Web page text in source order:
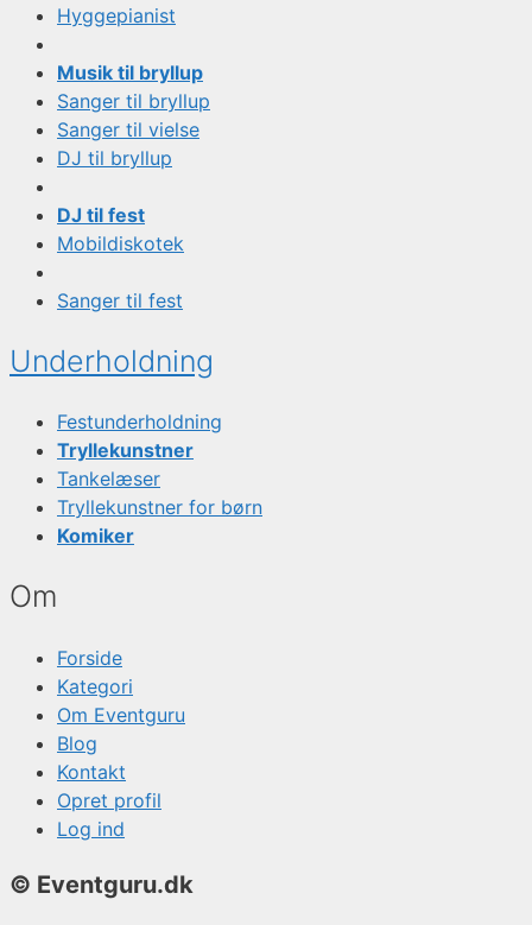
Hyggepianist
Musik til bryllup
Sanger til bryllup
Sanger til vielse
DJ til bryllup
DJ til fest
Mobildiskotek
Sanger til fest
Underholdning
Festunderholdning
Tryllekunstner
Tankelæser
Tryllekunstner for børn
Komiker
Om
Forside
Kategori
Om Eventguru
Blog
Kontakt
Opret profil
Log ind
© Eventguru.dk